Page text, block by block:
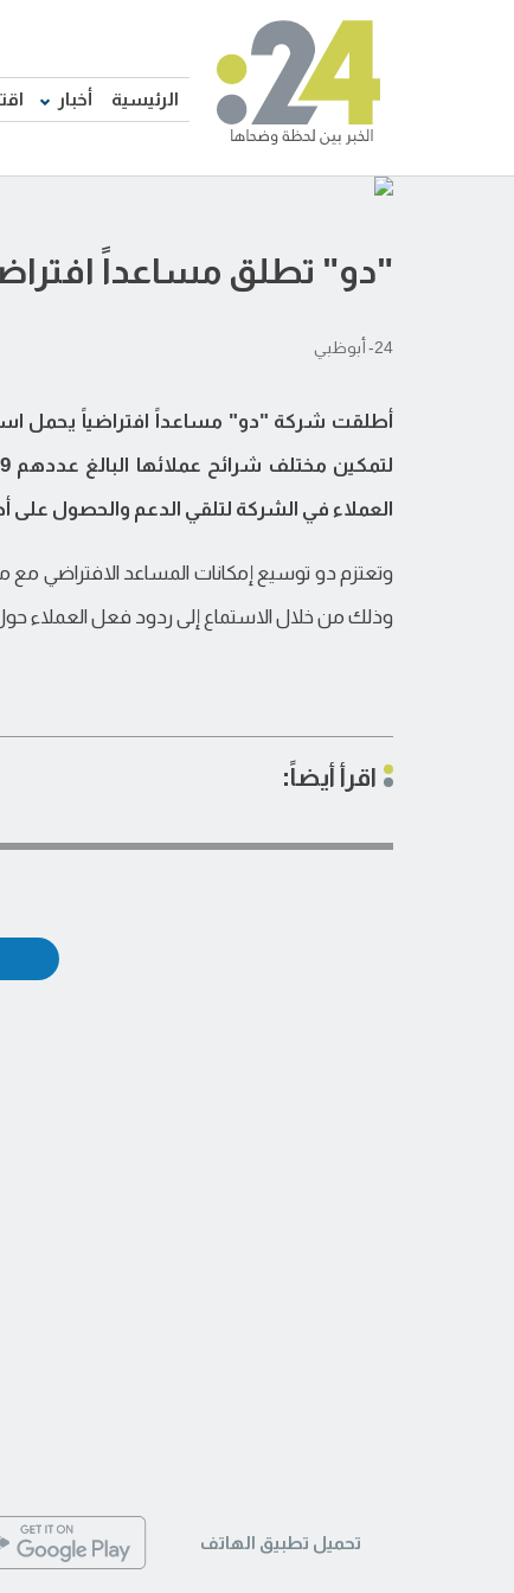
الرئيسية أخبار
"دو" تطلق مساعداً
24- أبوظبي
العملاء في الشركة لتلقي الدعم والحصول
وتعتزم دو توسيع إمكانات المساعد الافتراضي
وذلك من خلال الاستماع إلى ردود فعل العملاء حول
اقرأ أيضاً:
تحميل تطبيق الهاتف